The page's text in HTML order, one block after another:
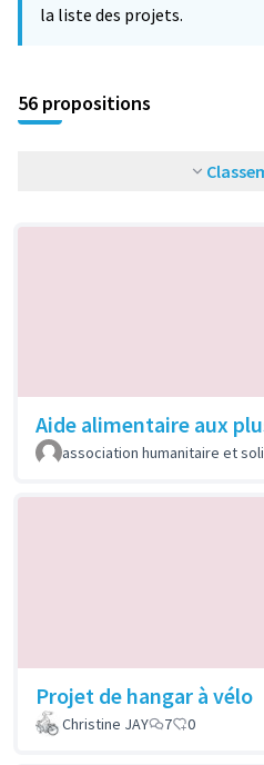
la liste des projets.
56 propositions
Aide alimentaire aux
association humanitaire et
Projet de hangar à vélo
Christine JAY
7 0